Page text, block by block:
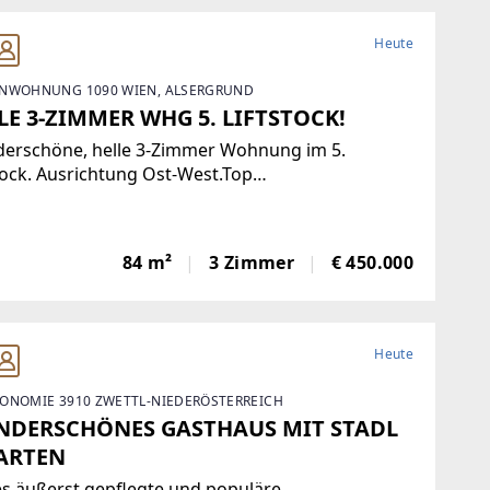
Heute
1090 WIEN, ALSERGRUND
3-ZIMMER WHG 5. LIFTSTOCK!
helle 3-Zimmer Wohnung im 5.
Ausrichtung Ost-West.Top
Wohnfläche von
84 m² 3 Zimmer € 450.000
Heute
3910 ZWETTL-NIEDERÖSTERREICH
GASTHAUS MIT STADL